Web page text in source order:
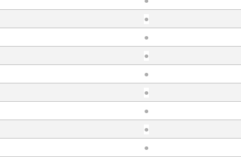
●
●
●
●
●
●
●
●